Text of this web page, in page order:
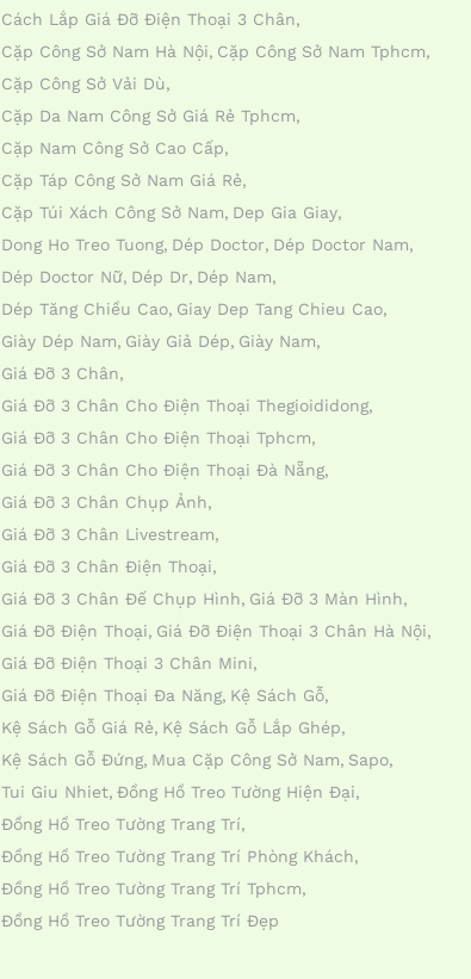
Cách Lắp Giá Đỡ Điện Thoại 3 Chân
Cặp Công Sở Nam Hà Nội Cặp Công Sở Nam Tphcm
Cặp Công Sở Vải Dù
Cặp Da Nam Công Sở Giá Rẻ Tphcm
Cặp Nam Công Sở Cao Cấp
Cặp Táp Công Sở Nam Giá Rẻ
Cặp Túi Xách Công Sở Nam Dep Gia Giay
Dong Ho Treo Tuong Dép Doctor Dép Doctor Nam
Dép Doctor Nữ Dép Dr Dép Nam
Dép Tăng Chiều Cao Giay Dep Tang Chieu Cao
Giày Dép Nam Giày Giả Dép Giày Nam
Giá Đỡ 3 Chân
Giá Đỡ 3 Chân Cho Điện Thoại Thegioididong
Giá Đỡ 3 Chân Cho Điện Thoại Tphcm
Giá Đỡ 3 Chân Cho Điện Thoại Đà Nẵng
Giá Đỡ 3 Chân Chụp Ảnh
Giá Đỡ 3 Chân Livestream
Giá Đỡ 3 Chân Điện Thoại
Giá Đỡ 3 Chân Đế Chụp Hình Giá Đỡ 3 Màn Hình
Giá Đỡ Điện Thoại Giá Đỡ Điện Thoại 3 Chân Hà Nội
Giá Đỡ Điện Thoại 3 Chân Mini
Giá Đỡ Điện Thoại Đa Năng Kệ Sách Gỗ
Kệ Sách Gỗ Giá Rẻ Kệ Sách Gỗ Lắp Ghép
Kệ Sách Gỗ Đứng Mua Cặp Công Sở Nam Sapo
Tui Giu Nhiet Đồng Hồ Treo Tường Hiện Đại
Đồng Hồ Treo Tường Trang Trí
Đồng Hồ Treo Tường Trang Trí Phòng Khách
Đồng Hồ Treo Tường Trang Trí Tphcm
Đồng Hồ Treo Tường Trang Trí Đẹp